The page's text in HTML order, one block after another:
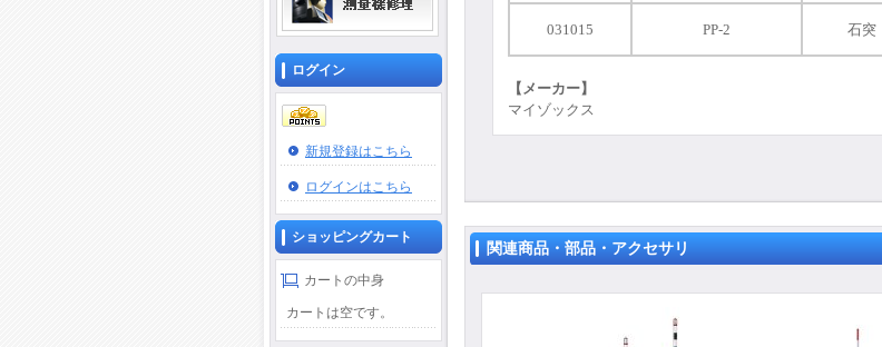
ログイン
新規登録はこちら
ログインはこちら
ショッピングカート
カートの中身
カートは空です。
031015 PP-2 石突
【メーカー】
マイゾックス
関連商品・部品・アクセサリ